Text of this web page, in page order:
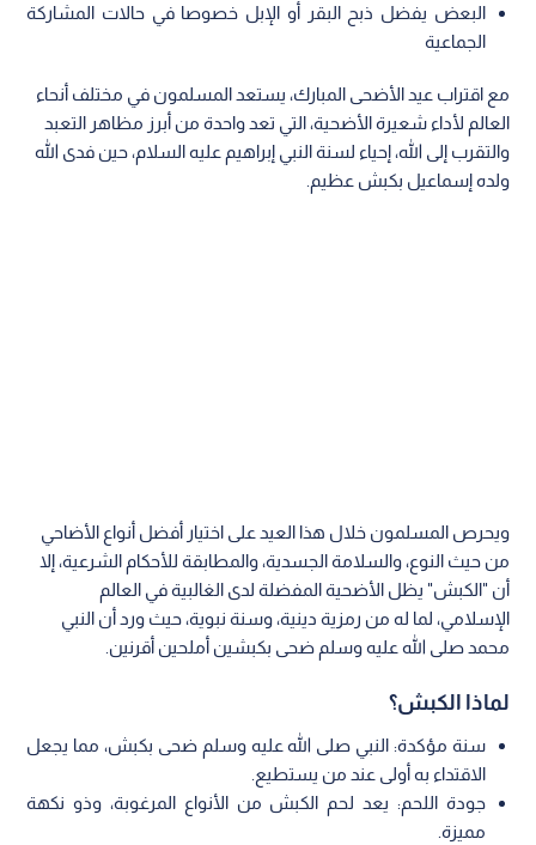
البعض يفضل ذبح البقر أو الإبل خصوصا في حالات المشاركة
الجماعية
مع اقتراب عيد الأضحى المبارك، يستعد المسلمون في مختلف أنحاء
العالم لأداء شعيرة الأضحية، التي تعد واحدة من أبرز مظاهر التعبد
والتقرب إلى الله، إحياء لسنة النبي إبراهيم عليه السلام، حين فدى الله
ولده إسماعيل بكبش عظيم.
ويحرص المسلمون خلال هذا العيد على اختيار أفضل أنواع الأضاحي
من حيث النوع، والسلامة الجسدية، والمطابقة للأحكام الشرعية، إلا
أن "الكبش" يظل الأضحية المفضلة لدى الغالبية في العالم
الإسلامي، لما له من رمزية دينية، وسنة نبوية، حيث ورد أن النبي
محمد صلى الله عليه وسلم ضحى بكبشين أملحين أقرنين.
لماذا الكبش؟
سنة مؤكدة: النبي صلى الله عليه وسلم ضحى بكبش، مما يجعل
الاقتداء به أولى عند من يستطيع.
جودة اللحم: يعد لحم الكبش من الأنواع المرغوبة، وذو نكهة
مميزة.